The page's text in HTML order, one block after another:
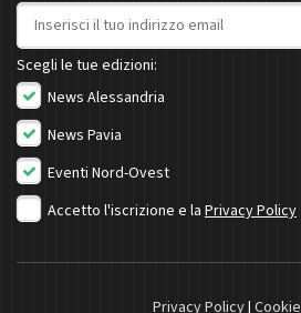
Indirizzo email
Scegli le tue edizioni:
News Alessandria
News Pavia
Eventi Nord-Ovest
Accetto l'iscrizione e la Privacy Policy
Privacy Policy|